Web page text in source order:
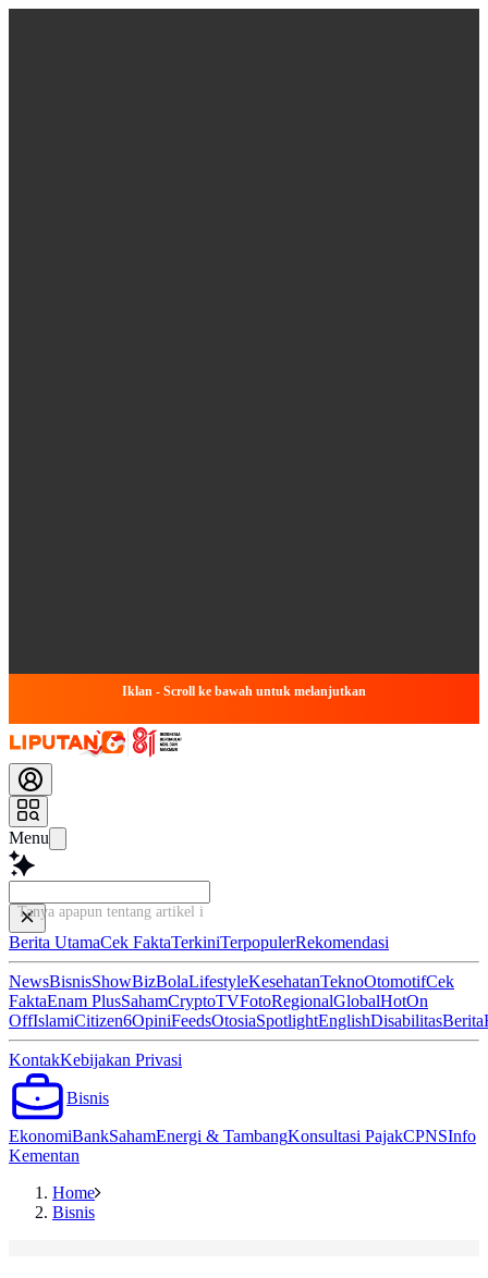
Iklan - Scroll ke bawah untuk melanjutkan
Menu
Tanya apapun tentang artikel ini...
Berita UtamaCek FaktaTerkiniTerpopulerRekomendasi
NewsBisnisShowBizBolaLifestyleKesehatanTeknoOtomotifCek
FaktaEnam PlusSahamCryptoTVFotoRegionalGlobalHotOn
OffIslamiCitizen6OpiniFeedsOtosiaSpotlightEnglishDisabilitasBerita
KontakKebijakan Privasi
Bisnis
EkonomiBankSahamEnergi & TambangKonsultasi PajakCPNSInfo
Kementan
Home
Bisnis